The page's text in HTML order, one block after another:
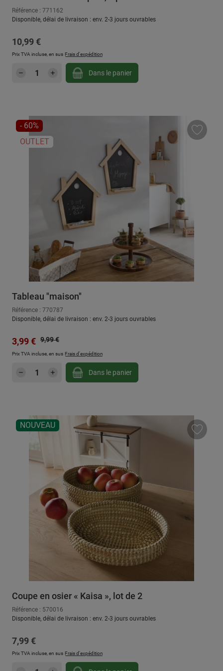
Référence : 771162
Disponible, délai de livraison : env. 2-3 jours ouvrables
Prix régulier :
10,99 €
Prix TVA incluse, en sus Frais d'expédition
Quantité de produit : Entrez la quantité
Dans le panier
RÉDUCTION
- 60%
OUTLET
Tableau "maison"
Référence : 770787
Disponible, délai de livraison : env. 2-3 jours ouvrables
Prix de vente :
3,99 € Prix régulier :
9,99 €
Prix TVA incluse, en sus Frais d'expédition
Quantité de produit : Entrez la quantité
Dans le panier
NOUVEAU
Coupe en osier « Kaisa », lot de 2
Référence : 570016
Disponible, délai de livraison : env. 2-3 jours ouvrables
Prix régulier :
7,99 €
Prix TVA incluse, en sus Frais d'expédition